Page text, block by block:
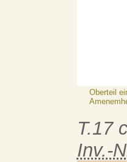
Oberteil
T.17
Inv.-